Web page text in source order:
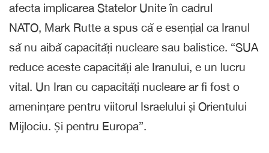
afecta implicarea Statelor Unite în cadrul
NATO, Mark Rutte a spus că e esențial ca Iranul
să nu aibă capacități nucleare sau balistice. “SUA
reduce aceste capacități ale Iranului, e un lucru
vital. Un Iran cu capacități nucleare ar fi fost o
amenințare pentru viitorul Israelului și Orientului
Mijlociu. Și pentru Europa”.